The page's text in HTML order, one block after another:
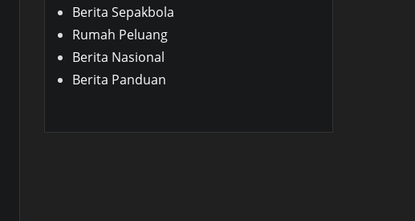
Berita Sepakbola
Rumah Peluang
Berita Nasional
Berita Panduan